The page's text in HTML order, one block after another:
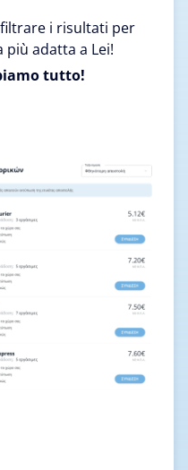
i risultati per
più adatta a Lei!
tutto!